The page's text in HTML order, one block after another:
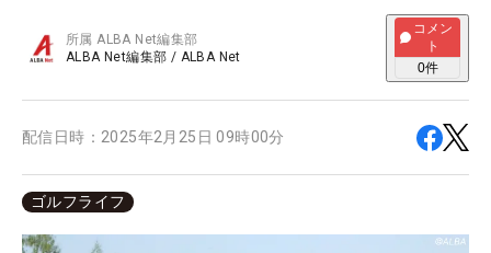
所属ALBA Net編集部
ALBA Net編集部 / ALBA Net
コメン
ト
0件
配信日時： 2025年2月25日 09時00分
ゴルフライフ